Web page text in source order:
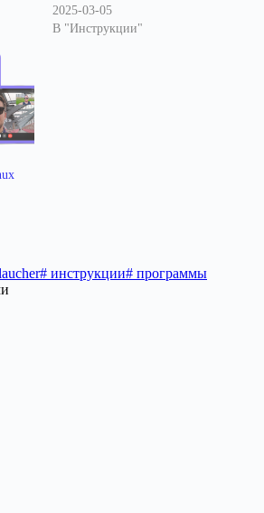
2025-03-05
В "Инструкции"
# инструкции# программы